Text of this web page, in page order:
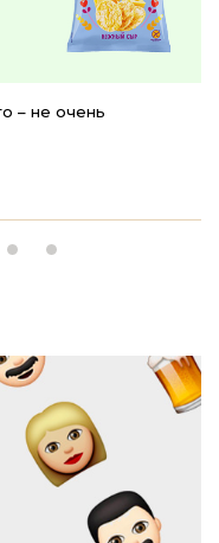
– не очень